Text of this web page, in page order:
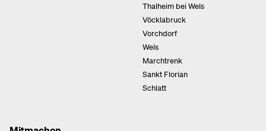
Thalheim bei Wels
Vöcklabruck
Vorchdorf
Wels
Marchtrenk
Sankt Florian
Schlatt